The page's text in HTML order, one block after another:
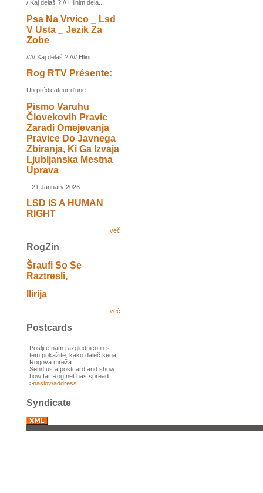
/ Kaj delaš ? // Hlinim dela...
Psa Na Vrvico _ Lsd
V Usta _ Jezik Za
Zobe
///// Kaj delaš ? //// Hlini...
Rog RTV Présente:
Un prédicateur d'une ...
Pismo Varuhu
Človekovih Pravic
Zaradi Omejevanja
Pravice Do Javnega
Zbiranja, Ki Ga Izvaja
Ljubljanska Mestna
Uprava
...21 January 2026...
LSD IS A HUMAN
RIGHT
več
RogZin
Šraufi So Se
Raztresli,
Ilirija
več
Postcards
Pošljite nam razglednico in s
tem pokažite, kako daleč sega
Rogova mreža.
Send us a postcard and show
how far Rog net has spread.
>naslov/address
Syndicate